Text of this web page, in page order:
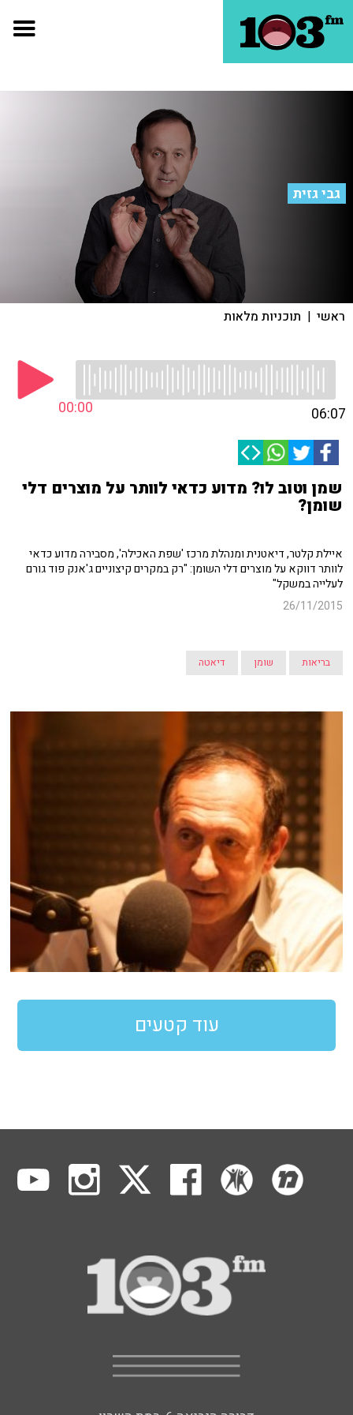
גבי גזית
ראשי | תוכניות מלאות
00:00 06:07
שמן וטוב לו? מדוע כדאי לוותר על מוצרים דלי
שומן?
איילת קלטר, דיאטנית ומנהלת מרכז 'שפת האכילה', מסבירה מדוע כדאי
לוותר דווקא על מוצרים דלי השומן: "רק במקרים קיצוניים ג'אנק פוד גורם
לעלייה במשקל"
26/11/2015
בריאות שומן דיאטה
עוד קטעים